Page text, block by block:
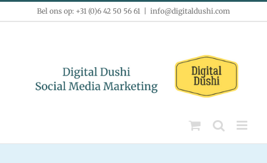
naar
Bel ons op: +31 (0)6 42 50 56 61 info@digitaldushi.com